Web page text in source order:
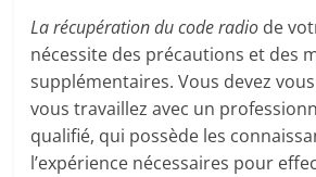
La récupération du code radio de
nécessite des précautions et des
supplémentaires. Vous devez
vous travaillez avec un
qualifié, qui possède les
l’expérience nécessaires pour